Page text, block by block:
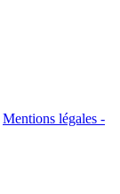
Mentions légales -